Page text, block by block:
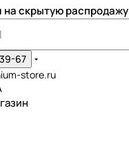
на скрытую распродажу
67
store.ru